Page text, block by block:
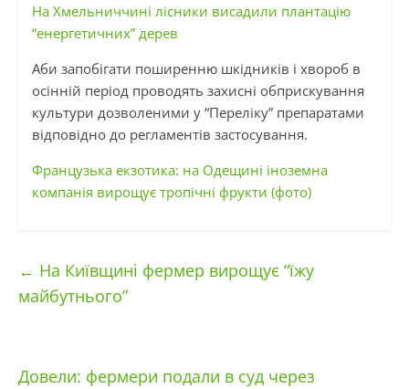
На Хмельниччині лісники висадили плантацію
“енергетичних” дерев
Аби запобігати поширенню шкідників і хвороб в
осінній період проводять захисні обприскування
культури дозволеними у “Переліку” препаратами
відповідно до регламентів застосування.
Французька екзотика: на Одещині іноземна
компанія вирощує тропічні фрукти (фото)
← На Київщині фермер вирощує “їжу
майбутнього”
Довели: фермери подали в суд через